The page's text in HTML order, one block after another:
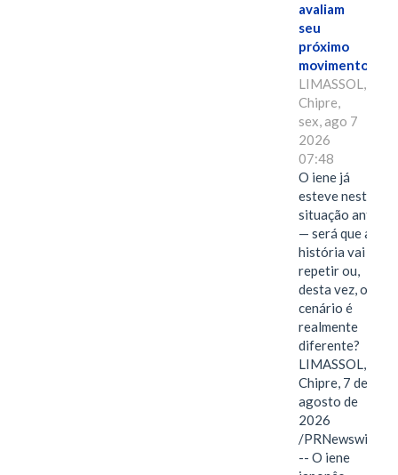
avaliam
seu
próximo
movimento.
LIMASSOL,
Chipre,
sex, ago 7
2026
07:48
O iene já
esteve nesta
situação antes
— será que a
história vai se
repetir ou,
desta vez, o
cenário é
realmente
diferente?
LIMASSOL,
Chipre, 7 de
agosto de
2026
/PRNewswire/
-- O iene